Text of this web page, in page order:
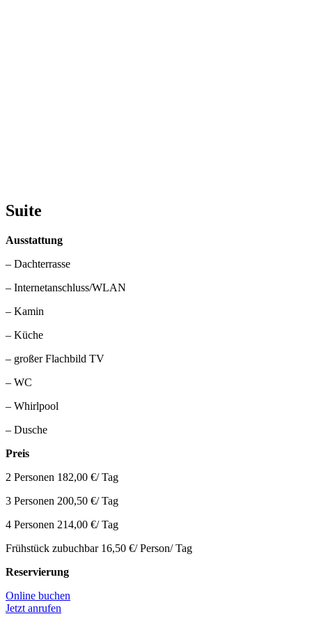
Suite
Ausstattung
– Dachterrasse
– Internetanschluss/WLAN
– Kamin
– Küche
– großer Flachbild TV
– WC
– Whirlpool
– Dusche
Preis
2 Personen 182,00 €/ Tag
3 Personen 200,50 €/ Tag
4 Personen 214,00 €/ Tag
Frühstück zubuchbar 16,50 €/ Person/ Tag
Reservierung
Online buchen
Jetzt anrufen